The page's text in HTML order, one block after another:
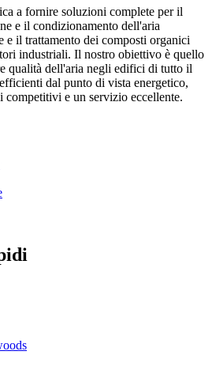
a fornire soluzioni complete per il
e il condizionamento dell'aria
e il trattamento dei composti organici
industriali. Il nostro obiettivo è quello
qualità dell'aria negli edifici di tutto il
dal punto di vista energetico,
competitivi e un servizio eccellente.